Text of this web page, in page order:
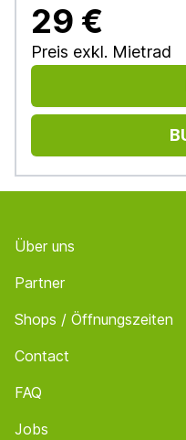
29 €
Preis exkl. Mietrad
Über uns
Partner
Shops / Öffnungszeiten
Contact
FAQ
Jobs